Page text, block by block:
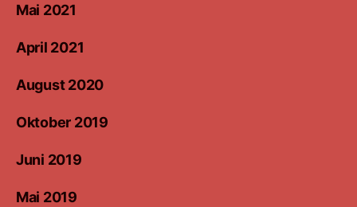
Mai 2021
April 2021
August 2020
Oktober 2019
Juni 2019
Mai 2019